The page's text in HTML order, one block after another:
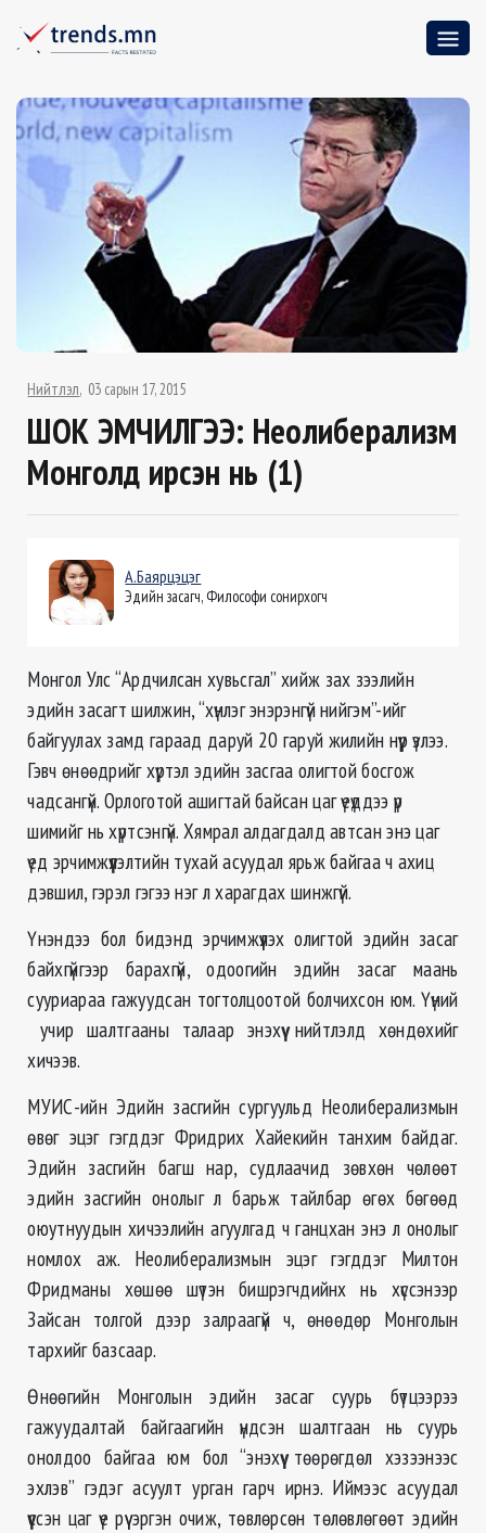
Нийтлэл 03 сарын 17, 2015
ШОК ЭМЧИЛГЭЭ: Неолиберализм
Монголд ирсэн нь (1)
А.Баярцэцэг
Эдийн засагч, Философи сонирхогч
Монгол Улс “Ардчилсан хувьсгал” хийж зах зээлийн
эдийн засагт шилжин, “хүнлэг энэрэнгүй нийгэм”-ийг
байгуулах замд гараад даруй 20 гаруй жилийн нүүр үзлээ.
Гэвч өнөөдрийг хүртэл эдийн засгаа олигтой босгож
чадсангүй. Орлоготой ашигтай байсан цаг үеүддээ үр
шимийг нь хүртсэнгүй. Хямрал алдагдалд автсан энэ цаг
үед эрчимжүүлэлтийн тухай асуудал ярьж байгаа ч ахиц
дэвшил, гэрэл гэгээ нэг л харагдах шинжгүй.
Үнэндээ бол бидэнд эрчимжүүлэх олигтой эдийн засаг
байхгүйгээр барахгүй, одоогийн эдийн засаг маань
сууриараа гажуудсан тогтолцоотой болчихсон юм. Үүний
учир шалтгааны талаар энэхүү нийтлэлд хөндөхийг
хичээв.
МУИС-ийн Эдийн засгийн сургуульд Неолиберализмын
өвөг эцэг гэгддэг Фридрих Хайекийн танхим байдаг.
Эдийн засгийн багш нар, судлаачид зөвхөн чөлөөт
эдийн засгийн онолыг л барьж тайлбар өгөх бөгөөд
оюутнуудын хичээлийн агуулгад ч ганцхан энэ л онолыг
номлох аж. Неолиберализмын эцэг гэгддэг Милтон
Фридманы хөшөө шүтэн бишрэгчдийнх нь хүссэнээр
Зайсан толгой дээр залраагүй ч, өнөөдөр Монголын
тархийг базсаар.
Өнөөгийн Монголын эдийн засаг суурь бүтцээрээ
гажуудалтай байгаагийн үндсэн шалтгаан нь суурь
онолдоо байгаа юм бол “энэхүү төөрөгдөл хэзээнээс
эхлэв” гэдэг асуулт урган гарч ирнэ. Иймээс асуудал
үүссэн цаг үе рүү эргэн очиж, төвлөрсөн төлөвлөгөөт эдийн